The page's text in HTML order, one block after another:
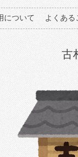
について よくある
古